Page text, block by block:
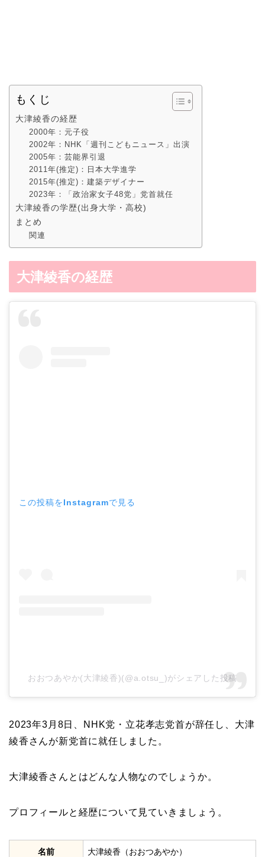
もくじ
大津綾香の経歴
2000年：元子役
2002年：NHK「週刊こどもニュース」出演
2005年：芸能界引退
2011年(推定)：日本大学進学
2015年(推定)：建築デザイナー
2023年：「政治家女子48党」党首就任
大津綾香の学歴(出身大学・高校)
まとめ
関連
大津綾香の経歴
この投稿をInstagramで見る
おおつあやか(大津綾香)(@a.otsu_)がシェアした投稿
2023年3月8日、NHK党・立花孝志党首が辞任し、大津
綾香さんが新党首に就任しました。
大津綾香さんとはどんな人物なのでしょうか。
プロフィールと経歴について見ていきましょう。
名前 大津綾香（おおつあやか）